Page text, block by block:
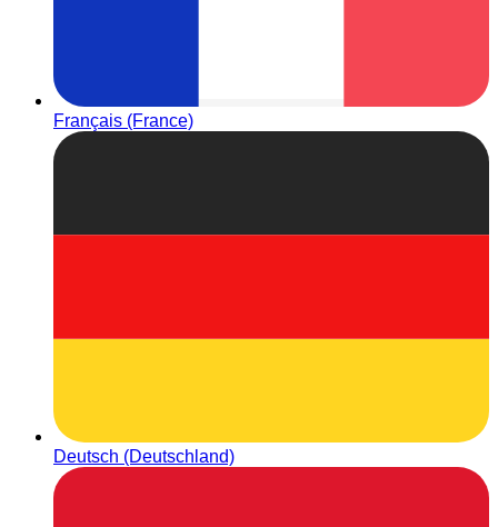
Français (France)
Deutsch (Deutschland)